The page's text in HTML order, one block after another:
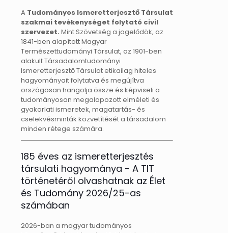
A Tudományos Ismeretterjesztő Társulat
szakmai tevékenységet folytató civil
szervezet. Mint Szövetség a jogelődök, az
1841-ben alapított Magyar
Természettudományi Társulat, az 1901-ben
alakult Társadalomtudományi
Ismeretterjesztő Társulat etikailag hiteles
hagyományait folytatva és megújítva
országosan hangolja össze és képviseli a
tudományosan megalapozott elméleti és
gyakorlati ismeretek, magatartás- és
cselekvésminták közvetítését a társadalom
minden rétege számára.
185 éves az ismeretterjesztés
társulati hagyománya - A TIT
történetéről olvashatnak az Élet
és Tudomány 2026/25-as
számában
2026-ban a magyar tudományos